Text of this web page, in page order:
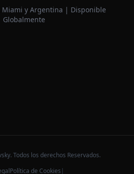
Miami y Argentina | Disponible
Globalmente
Todos los derechos Reservados.
Política de Cookies